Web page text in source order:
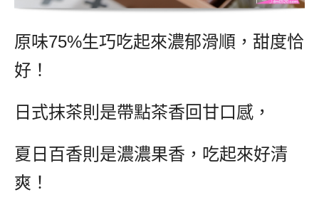
原味75%生巧吃起來濃郁滑順，甜度恰
好！
日式抹茶則是帶點茶香回甘口感，
夏日百香則是濃濃果香，吃起來好清
爽！